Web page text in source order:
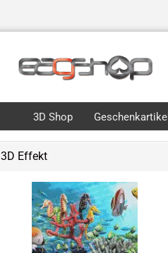
3D Shop
Royce 3D Collection Packs
3D Lesezeichen Hunde
Dinos & Drachen
Fische, Wale, Haie & mehr
Geschenkartikel
3D Effekt